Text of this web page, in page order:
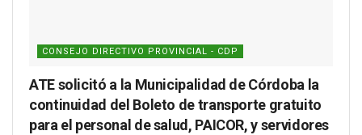
CONSEJO DIRECTIVO PROVINCIAL - CDP
ATE solicitó a la Municipalidad de Córdoba la
continuidad del Boleto de transporte gratuito
para el personal de salud, PAICOR, y servidores